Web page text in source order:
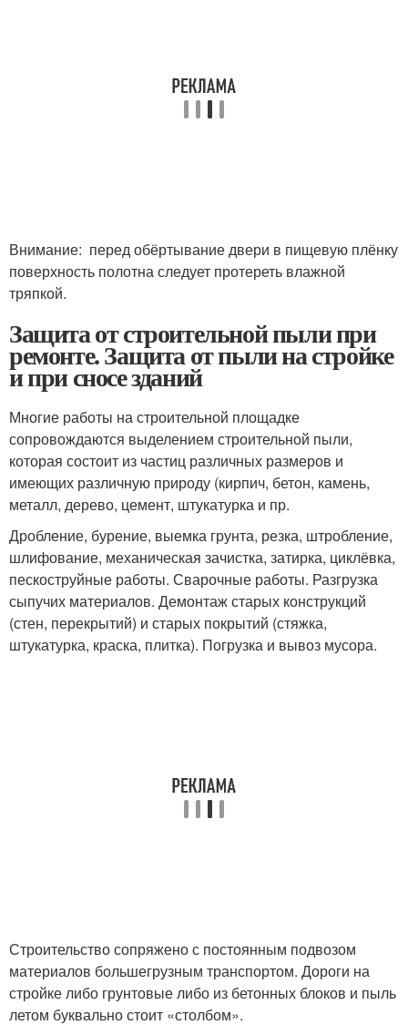
Внимание: перед обёртывание двери в пищевую плёнку
поверхность полотна следует протереть влажной
тряпкой.
Защита от строительной пыли при
ремонте. Защита от пыли на стройке
и при сносе зданий
Многие работы на строительной площадке
сопровождаются выделением строительной пыли,
которая состоит из частиц различных размеров и
имеющих различную природу (кирпич, бетон, камень,
металл, дерево, цемент, штукатурка и пр.
Дробление, бурение, выемка грунта, резка, штробление,
шлифование, механическая зачистка, затирка, циклёвка,
пескоструйные работы. Сварочные работы. Разгрузка
сыпучих материалов. Демонтаж старых конструкций
(стен, перекрытий) и старых покрытий (стяжка,
штукатурка, краска, плитка). Погрузка и вывоз мусора.
Строительство сопряжено с постоянным подвозом
материалов большегрузным транспортом. Дороги на
стройке либо грунтовые либо из бетонных блоков и пыль
летом буквально стоит «столбом».